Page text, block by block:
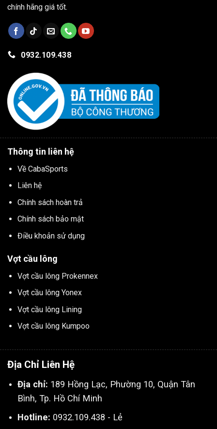
chính hãng giá tốt.
0932.109.438
Thông tin liên hệ
Về CabaSports
Liên hệ
Chính sách hoàn trả
Chính sách bảo mật
Điều khoản sử dụng
Vợt cầu lông
Vợt cầu lông Prokennex
Vợt cầu lông Yonex
Vợt cầu lông Lining
Vợt cầu lông Kumpoo
Địa Chỉ Liên Hệ
Địa chỉ: 189 Hồng Lạc, Phường 10, Quận Tân
Bình, Tp. Hồ Chí Minh
Hotline: 0932.109.438 - Lẻ